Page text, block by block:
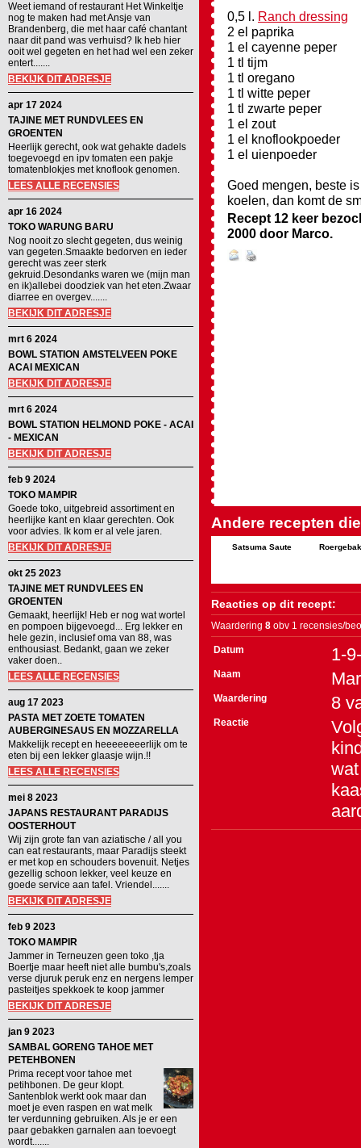
Weet iemand of restaurant Het Winkeltje
nog te maken had met Ansje van
Brandenberg, die met haar café chantant
naar dit pand was verhuisd? Ik heb hier
ooit wel gegeten en het had wel een zeker
entert.......
BEKIJK DIT ADRESJE
apr 17 2024
TAJINE MET RUNDVLEES EN
GROENTEN
Heerlijk gerecht, ook wat gehakte dadels
toegevoegd en ipv tomaten een pakje
tomatenblokjes met knoflook genomen.
LEES ALLE RECENSIES
apr 16 2024
TOKO WARUNG BARU
Nog nooit zo slecht gegeten, dus weinig
van gegeten.Smaakte bedorven en ieder
gerecht was zeer sterk
gekruid.Desondanks waren we (mijn man
en ik)allebei doodziek van het eten.Zwaar
diarree en overgev.......
BEKIJK DIT ADRESJE
mrt 6 2024
BOWL STATION AMSTELVEEN POKE
ACAI MEXICAN
BEKIJK DIT ADRESJE
mrt 6 2024
BOWL STATION HELMOND POKE - ACAI
- MEXICAN
BEKIJK DIT ADRESJE
feb 9 2024
TOKO MAMPIR
Goede toko, uitgebreid assortiment en
heerlijke kant en klaar gerechten. Ook
voor advies. Ik kom er al vele jaren.
BEKIJK DIT ADRESJE
okt 25 2023
TAJINE MET RUNDVLEES EN
GROENTEN
Gemaakt, heerlijk! Heb er nog wat wortel
en pompoen bijgevoegd... Erg lekker en
hele gezin, inclusief oma van 88, was
enthousiast. Bedankt, gaan we zeker
vaker doen..
LEES ALLE RECENSIES
aug 17 2023
PASTA MET ZOETE TOMATEN
AUBERGINESAUS EN MOZZARELLA
Makkelijk recept en heeeeeeeerlijk om te
eten bij een lekker glaasje wijn.!!
LEES ALLE RECENSIES
mei 8 2023
JAPANS RESTAURANT PARADIJS
OOSTERHOUT
Wij zijn grote fan van aziatische / all you
can eat restaurants, maar Paradijs steekt
er met kop en schouders bovenuit. Netjes
gezellig schoon lekker, veel keuze en
goede service aan tafel. Vriendel.......
BEKIJK DIT ADRESJE
feb 9 2023
TOKO MAMPIR
Jammer in Terneuzen geen toko ,tja
Boertje maar heeft niet alle bumbu's,zoals
verse djuruk peruk enz en nergens lemper
pasteitjes spekkoek te koop jammer
BEKIJK DIT ADRESJE
jan 9 2023
SAMBAL GORENG TAHOE MET
PETEHBONEN
Prima recept voor tahoe met
petihbonen. De geur klopt.
Santenblok werkt ook maar dan
moet je even raspen en wat melk
ter verdunning gebruiken. Als je er een
paar gebakken garnalen aan toevoegt
wordt.......
0,5 l. Ranch dressing
2 el paprika
1 el cayenne peper
1 tl tijm
1 tl oregano
1 tl witte peper
1 tl zwarte peper
1 el zout
1 el knoflookpoeder
1 el uienpoeder
Goed mengen, beste
koelen, dan komt de
Recept 12 keer
2000 door Marco.
Andere recepten
Satsuma Saute
Reacties op dit recept:
Waardering 8 obv 1 recensies/
Datum 1-
Naam
Waardering 8
Reactie